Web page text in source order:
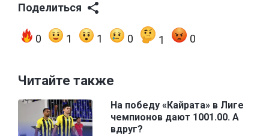
Поделиться
0 1 1 0 1 0
Читайте также
На победу «Кайрата» в Лиге
чемпионов дают 1001.00. А
вдруг?